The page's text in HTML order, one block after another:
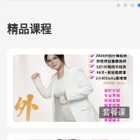
精品课程
套餐课